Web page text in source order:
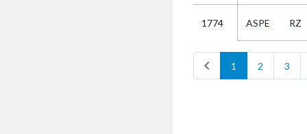
1774 ASPE RZ
chevron_left 1 2 3